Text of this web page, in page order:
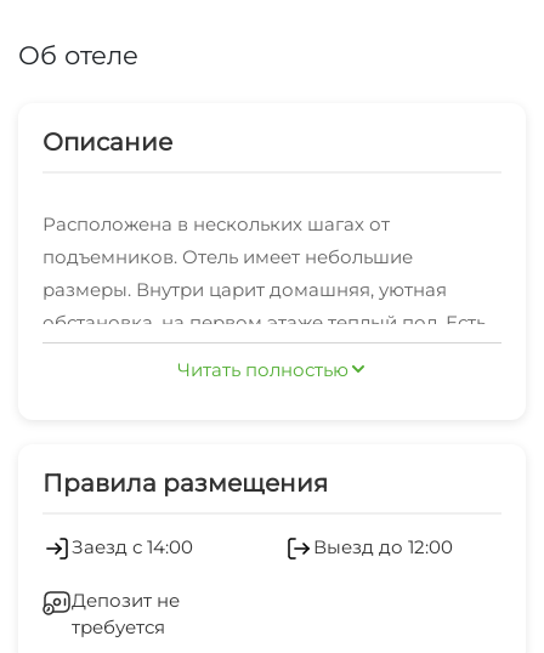
Об отеле
Описание
Расположена в нескольких шагах от
подъемников. Отель имеет небольшие
размеры. Внутри царит домашняя, уютная
обстановка, на первом этаже теплый пол. Есть
Трансфер на комфортабельном автомобиле и
Номерной фонд включает в себя
есть: удобная мягкая мебель, тумбочки,
Питание:
Читать полностью
Правила размещения
Заезд с 14:00 Выезд до 12:00
Депозит не
требуется